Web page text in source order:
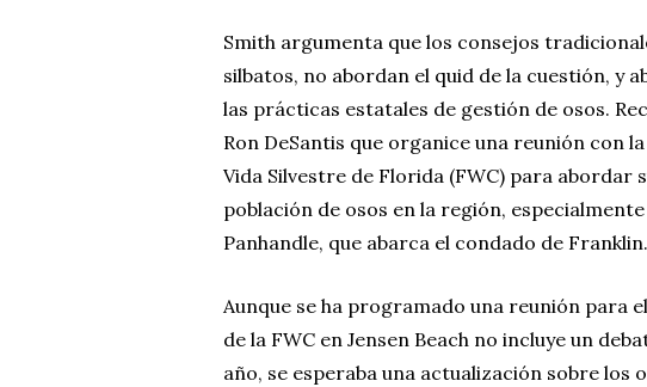
Smith argumenta que los consejos
silbatos, no abordan el quid de la cuestión, y
las prácticas estatales de gestión de osos.
Ron DeSantis que organice una reunión con
Vida Silvestre de Florida (FWC) para abordar
población de osos en la región,
Panhandle, que abarca el condado de Franklin.
Aunque se ha programado una reunión para
de la FWC en Jensen Beach no incluye un
año, se esperaba una actualización sobre los